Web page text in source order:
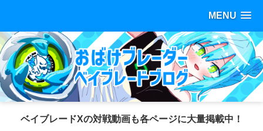
MENU
ベイブレードXの対戦動画も各ページに大量掲載中！